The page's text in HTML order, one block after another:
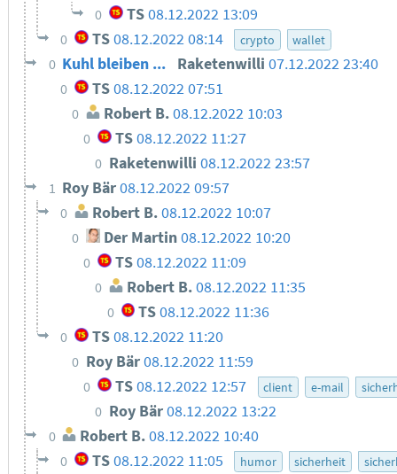
0 TS08.12.2022 13:09
0 TS 08.12.2022 08:14 crypto wallet
0 Kuhl bleiben ... Raketenwilli07.12.2022 23:40
0 TS 08.12.2022 07:51
0 Robert B.08.12.2022 10:03
0 TS08.12.2022 11:27
0 Raketenwilli08.12.2022 23:57
1 Roy Bär08.12.2022 09:57
0 Robert B. 08.12.2022 10:07
0 Der Martin08.12.2022 10:20
0 TS08.12.2022 11:09
0 Robert B.08.12.2022 11:35
0 TS08.12.2022 11:36
0 TS 08.12.2022 11:20
0 Roy Bär08.12.2022 11:59
0 TS08.12.2022 12:57 client e-mail
0 Roy Bär08.12.2022 13:22
0 Robert B.08.12.2022 10:40
0 TS 08.12.2022 11:05 humor sicherheit